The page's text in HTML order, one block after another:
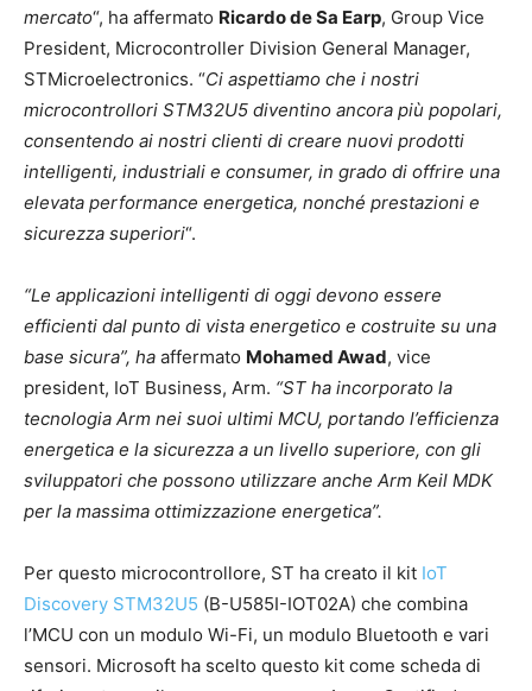
mercato“, ha affermato Ricardo de Sa Earp, Group Vice
President, Microcontroller Division General Manager,
STMicroelectronics. “Ci aspettiamo che i nostri
microcontrollori STM32U5 diventino ancora più popolari,
consentendo ai nostri clienti di creare nuovi prodotti
intelligenti, industriali e consumer, in grado di offrire una
elevata performance energetica, nonché prestazioni e
sicurezza superiori“.
“Le applicazioni intelligenti di oggi devono essere
efficienti dal punto di vista energetico e costruite su una
base sicura”, ha affermato Mohamed Awad, vice
president, IoT Business, Arm. “ST ha incorporato la
tecnologia Arm nei suoi ultimi MCU, portando l’efficienza
energetica e la sicurezza a un livello superiore, con gli
sviluppatori che possono utilizzare anche Arm Keil MDK
per la massima ottimizzazione energetica”.
Per questo microcontrollore, ST ha creato il kit IoT
Discovery STM32U5 (B-U585I-IOT02A) che combina
l’MCU con un modulo Wi-Fi, un modulo Bluetooth e vari
sensori. Microsoft ha scelto questo kit come scheda di